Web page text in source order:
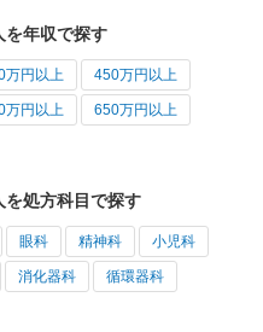
を年収で探す
万円以上 450万円以上
万円以上 650万円以上
を処方科目で探す
眼科 精神科 小児科
消化器科 循環器科